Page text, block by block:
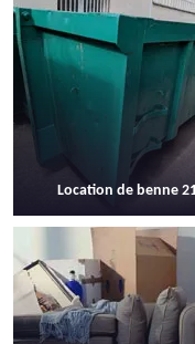
Location de benne